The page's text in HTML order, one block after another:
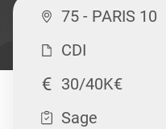
75 - PARIS 10
CDI
30/40K€
Sage